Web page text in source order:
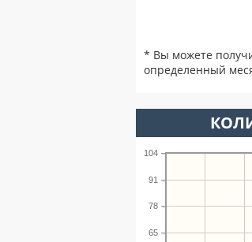
* Вы можете
определенный
65
78
91
104